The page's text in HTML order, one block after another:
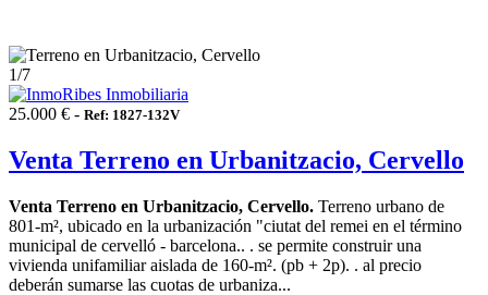
1/7
25.000 € - Ref: 1827-132V
Venta Terreno en Urbanitzacio, Cervello
Venta Terreno en Urbanitzacio, Cervello. Terreno urbano de
801-m², ubicado en la urbanización "ciutat del remei en el término
municipal de cervelló - barcelona.. . se permite construir una
vivienda unifamiliar aislada de 160-m². (pb + 2p). . al precio
deberán sumarse las cuotas de urbaniza...